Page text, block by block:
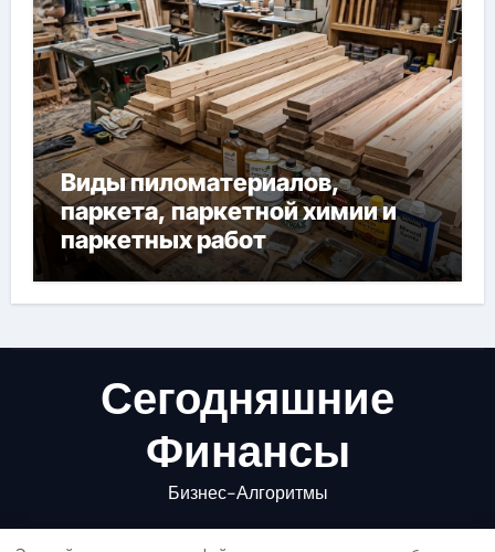
Виды пиломатериалов,
паркета, паркетной химии и
паркетных работ
Сегодняшние
Финансы
Бизнес-Алгоритмы